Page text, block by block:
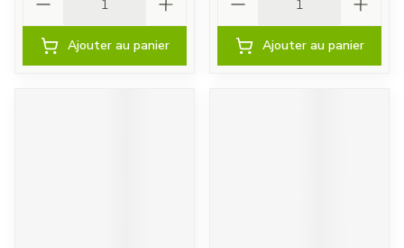
Ajouter au panier Ajouter au panier